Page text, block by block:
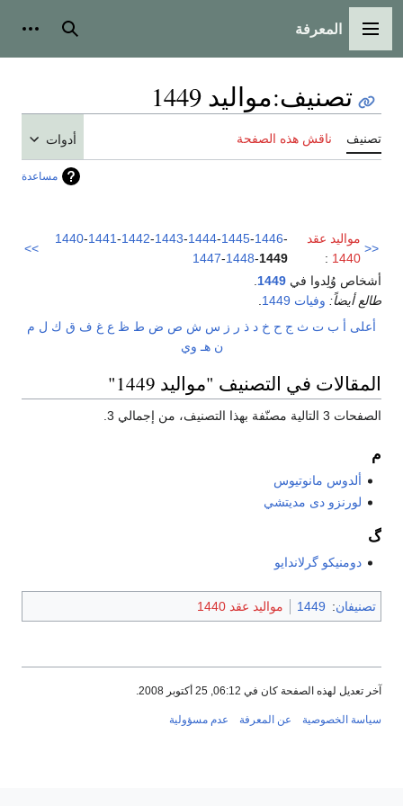
القائمة الرئيسية
المعرفة بحث
تصنيف:مواليد 1449
تصنيف ناقش هذه الصفحة أدوات
مساعدة
<<
مواليد عقد
1440
:
1440-1441-1442-1443-1444-1445-1446-
1447-1448-1449
>>
أشخاص وُلِدوا في 1449
طالع أيضاً: وفيات 1449
أعلى أ ب ت ث ج ح خ د ذ ر ز س ش ص ض ط ظ ع غ ف ق ك ل م
ن هـ وي
المقالات في التصنيف "مواليد 1449"
الصفحات 3 التالية مصنّفة بهذا التصنيف، من إجمالي 3.
م
ألدوس مانوتيوس
لورنزو دى مديتشي
گ
دومنيكو گرلاندايو
تصنيفان:
1449 مواليد عقد 1440
آخر تعديل لهذه الصفحة كان في 06:12, 25 أكتوبر 2008.
سياسة الخصوصية عن المعرفة عدم مسؤولية